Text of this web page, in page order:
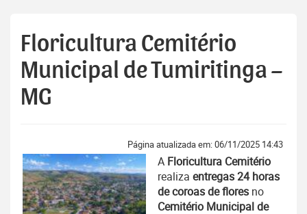
Floricultura Cemitério
Municipal de Tumiritinga –
MG
Página atualizada em: 06/11/2025 14:43
A Floricultura Cemitério
realiza entregas 24 horas
de coroas de flores no
Cemitério Municipal de